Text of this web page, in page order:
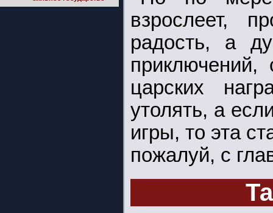
взрослеет,
радость, а
приключений,
царских
утолять, а
игры, то эта
пожалуй, с